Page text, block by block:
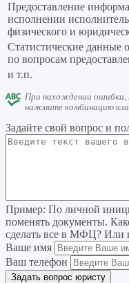
Предоставление
исполнении
физического и
Статистические данные
по вопросам
и т.п.
При нахождении ошибки,
нажмите комбинацию
Задайте свой вопрос и
Пример: По личной
поменять документы.
сделать все в МФЦ? Или
Ваше имя
Ваш телефон